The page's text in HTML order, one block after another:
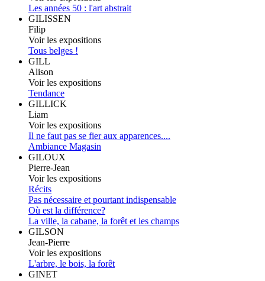
Les années 50 : l'art abstrait
GILISSEN
Filip
Voir les expositions
Tous belges !
GILL
Alison
Voir les expositions
Tendance
GILLICK
Liam
Voir les expositions
Il ne faut pas se fier aux apparences....
Ambiance Magasin
GILOUX
Pierre-Jean
Voir les expositions
Récits
Pas nécessaire et pourtant indispensable
Où est la différence?
La ville, la cabane, la forêt et les champs
GILSON
Jean-Pierre
Voir les expositions
L'arbre, le bois, la forêt
GINET